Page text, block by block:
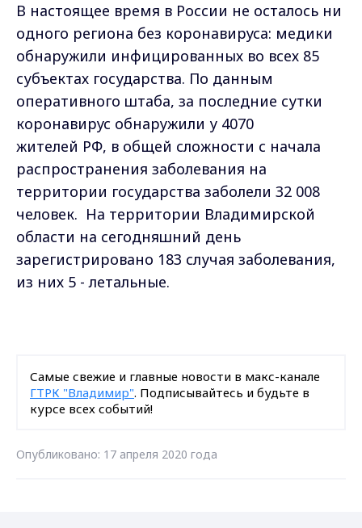
В настоящее время в России не осталось ни
одного региона без коронавируса: медики
обнаружили инфицированных во всех 85
субъектах государства. По данным
оперативного штаба, за последние сутки
коронавирус обнаружили у 4070
жителей РФ, в общей сложности с начала
распространения заболевания на
территории государства заболели 32 008
человек. На территории Владимирской
области на сегодняшний день
зарегистрировано 183 случая заболевания,
из них 5 - летальные.
Самые свежие и главные новости в макс-канале
ГТРК "Владимир". Подписывайтесь и будьте в
курсе всех событий!
Опубликовано: 17 апреля 2020 года